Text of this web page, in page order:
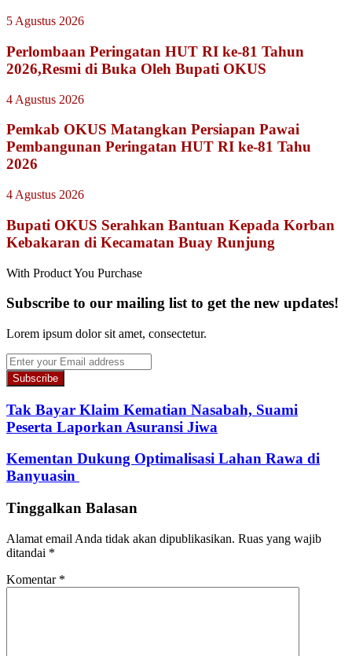
5 Agustus 2026
Perlombaan Peringatan HUT RI ke-81 Tahun
2026,Resmi di Buka Oleh Bupati OKUS
4 Agustus 2026
Pemkab OKUS Matangkan Persiapan Pawai
Pembangunan Peringatan HUT RI ke-81 Tahu
2026
4 Agustus 2026
Bupati OKUS Serahkan Bantuan Kepada Korban
Kebakaran di Kecamatan Buay Runjung
With Product You Purchase
Subscribe to our mailing list to get the new updates!
Lorem ipsum dolor sit amet, consectetur.
Enter
your
Email
address
Tak Bayar Klaim Kematian Nasabah, Suami
Peserta Laporkan Asuransi Jiwa
Kementan Dukung Optimalisasi Lahan Rawa di
Banyuasin
Tinggalkan Balasan
Alamat email Anda tidak akan dipublikasikan. Ruas yang wajib
ditandai *
Komentar *